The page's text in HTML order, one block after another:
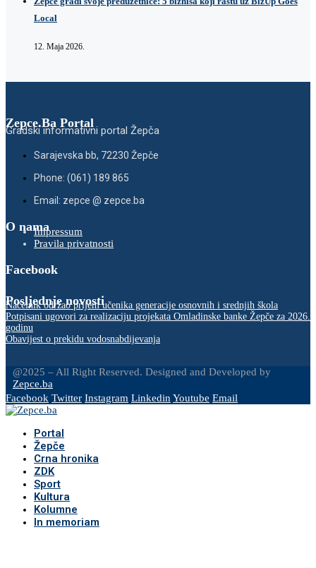
Local
12. Maja 2026.
Zepce.Ba Portal
Gradski informativni portal Žepča
Sarajevska bb, 72230 Žepče
Phone: (061) 189 865
Email: zepce @ zepce.ba
O namaImpressum
Pravila privatnosti
Facebook
Posljednje novosti
Načelnik održao prijem učenika generacije osnovnih i srednjih škola
Potpisani ugovori za realizaciju projekata Omladinske banke Žepče za 2026.
godinu
Obavijest o prekidu vodosnabdijevanja
@2025 – All Right Reserved. Designed and Developed by
Zepce.ba
Facebook Twitter Instagram Linkedin Youtube Email
Portal
Žepče
Crna hronika
ZDK
Sport
Kultura
Kolumne
In memoriam